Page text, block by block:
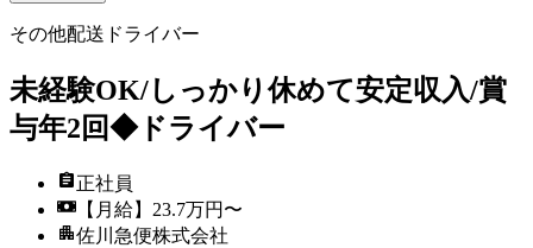
その他配送ドライバー
未経験OK/しっかり休めて安定収入/賞
与年2回◆ドライバー
正社員
【月給】23.7万円〜
佐川急便株式会社